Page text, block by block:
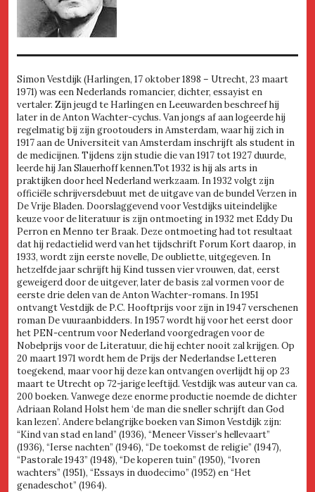
Simon Vestdijk (Harlingen, 17 oktober 1898 – Utrecht, 23 maart
1971) was een Nederlands romancier, dichter, essayist en
vertaler. Zijn jeugd te Harlingen en Leeuwarden beschreef hij
later in de Anton Wachter-cyclus. Van jongs af aan logeerde hij
regelmatig bij zijn grootouders in Amsterdam, waar hij zich in
1917 aan de Universiteit van Amsterdam inschrijft als student in
de medicijnen. Tijdens zijn studie die van 1917 tot 1927 duurde,
leerde hij Jan Slauerhoff kennen.Tot 1932 is hij als arts in
praktijken door heel Nederland werkzaam. In 1932 volgt zijn
officiële schrijversdebuut met de uitgave van de bundel Verzen in
De Vrije Bladen. Doorslaggevend voor Vestdijks uiteindelijke
keuze voor de literatuur is zijn ontmoeting in 1932 met Eddy Du
Perron en Menno ter Braak. Deze ontmoeting had tot resultaat
dat hij redactielid werd van het tijdschrift Forum Kort daarop, in
1933, wordt zijn eerste novelle, De oubliette, uitgegeven. In
hetzelfde jaar schrijft hij Kind tussen vier vrouwen, dat, eerst
geweigerd door de uitgever, later de basis zal vormen voor de
eerste drie delen van de Anton Wachter-romans. In 1951
ontvangt Vestdijk de P.C. Hooftprijs voor zijn in 1947 verschenen
roman De vuuraanbidders. In 1957 wordt hij voor het eerst door
het PEN-centrum voor Nederland voorgedragen voor de
Nobelprijs voor de Literatuur, die hij echter nooit zal krijgen. Op
20 maart 1971 wordt hem de Prijs der Nederlandse Letteren
toegekend, maar voor hij deze kan ontvangen overlijdt hij op 23
maart te Utrecht op 72-jarige leeftijd. Vestdijk was auteur van ca.
200 boeken. Vanwege deze enorme productie noemde de dichter
Adriaan Roland Holst hem ‘de man die sneller schrijft dan God
kan lezen’. Andere belangrijke boeken van Simon Vestdijk zijn:
“Kind van stad en land” (1936), “Meneer Visser’s hellevaart”
(1936), “Ierse nachten” (1946), “De toekomst de religie” (1947),
“Pastorale 1943” (1948), “De koperen tuin” (1950), “Ivoren
wachters” (1951), “Essays in duodecimo” (1952) en “Het
genadeschot” (1964).